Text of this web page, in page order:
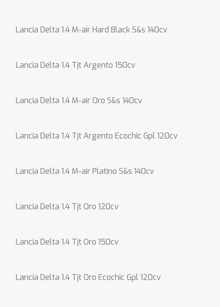
Lancia Delta 1.4 M-air Hard Black S&s 140cv
Lancia Delta 1.4 Tjt Argento 150cv
Lancia Delta 1.4 M-air Oro S&s 140cv
Lancia Delta 1.4 Tjt Argento Ecochic Gpl 120cv
Lancia Delta 1.4 M-air Platino S&s 140cv
Lancia Delta 1.4 Tjt Oro 120cv
Lancia Delta 1.4 Tjt Oro 150cv
Lancia Delta 1.4 Tjt Oro Ecochic Gpl 120cv